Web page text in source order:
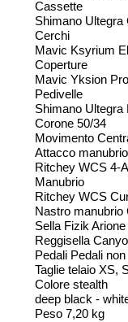
Cassette
Shimano Ultegra
Cerchi
Mavic Ksyrium
Coperture
Mavic Yksion Pro
Pedivelle
Shimano Ultegra
Corone 50/34
Movimento
Attacco manubrio
Ritchey WCS 4-
Manubrio
Ritchey WCS
Nastro manubrio
Sella Fizik Arione
Reggisella
Pedali Pedali
Taglie telaio XS,
Colore stealth
deep black -
Peso 7,20 kg